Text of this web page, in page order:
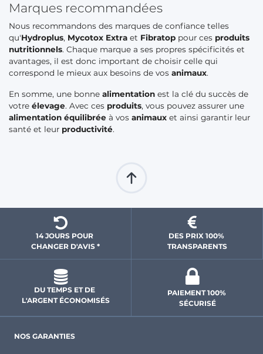
Marques recommandées
Nous recommandons des marques de confiance telles
qu'Hydroplus, Mycotox Extra et Fibratop pour ces produits
nutritionnels. Chaque marque a ses propres spécificités et
avantages, il est donc important de choisir celle qui
correspond le mieux aux besoins de vos animaux.
En somme, une bonne alimentation est la clé du succès de
votre élevage. Avec ces produits, vous pouvez assurer une
alimentation équilibrée à vos animaux et ainsi garantir leur
santé et leur productivité.
14 JOURS POUR
CHANGER D'AVIS *
DES PRIX 100%
TRANSPARENTS
DU TEMPS ET DE
L'ARGENT ÉCONOMISÉS
PAIEMENT 100%
SÉCURISÉ
NOS GARANTIES